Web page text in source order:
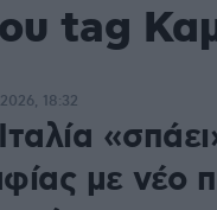
tag
με νέο
18:32